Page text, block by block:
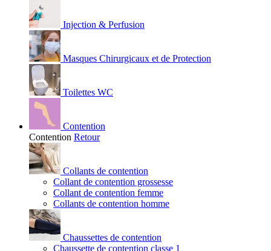
Injection & Perfusion
Masques Chirurgicaux et de Protection
Toilettes WC
Contention
Contention Retour
Collants de contention
Collant de contention grossesse
Collant de contention femme
Collants de contention homme
Chaussettes de contention
Chaussette de contention classe 1